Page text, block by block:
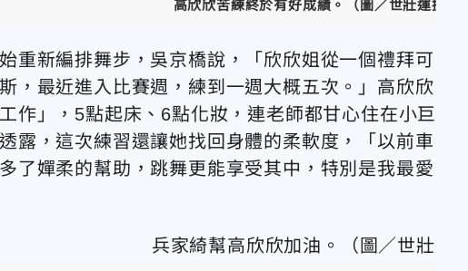
高欣欣苦練終於有好成績。（圖／世壯運提供）
重新編排舞步，吳京橋說，「欣欣姐從一個禮拜可
，最近進入比賽週，練到一週大概五次。」高欣欣
作」，5點起床、6點化妝，連老師都甘心住在小巨
露，這次練習還讓她找回身體的柔軟度，「以前車
了嬋柔的幫助，跳舞更能享受其中，特別是我最愛